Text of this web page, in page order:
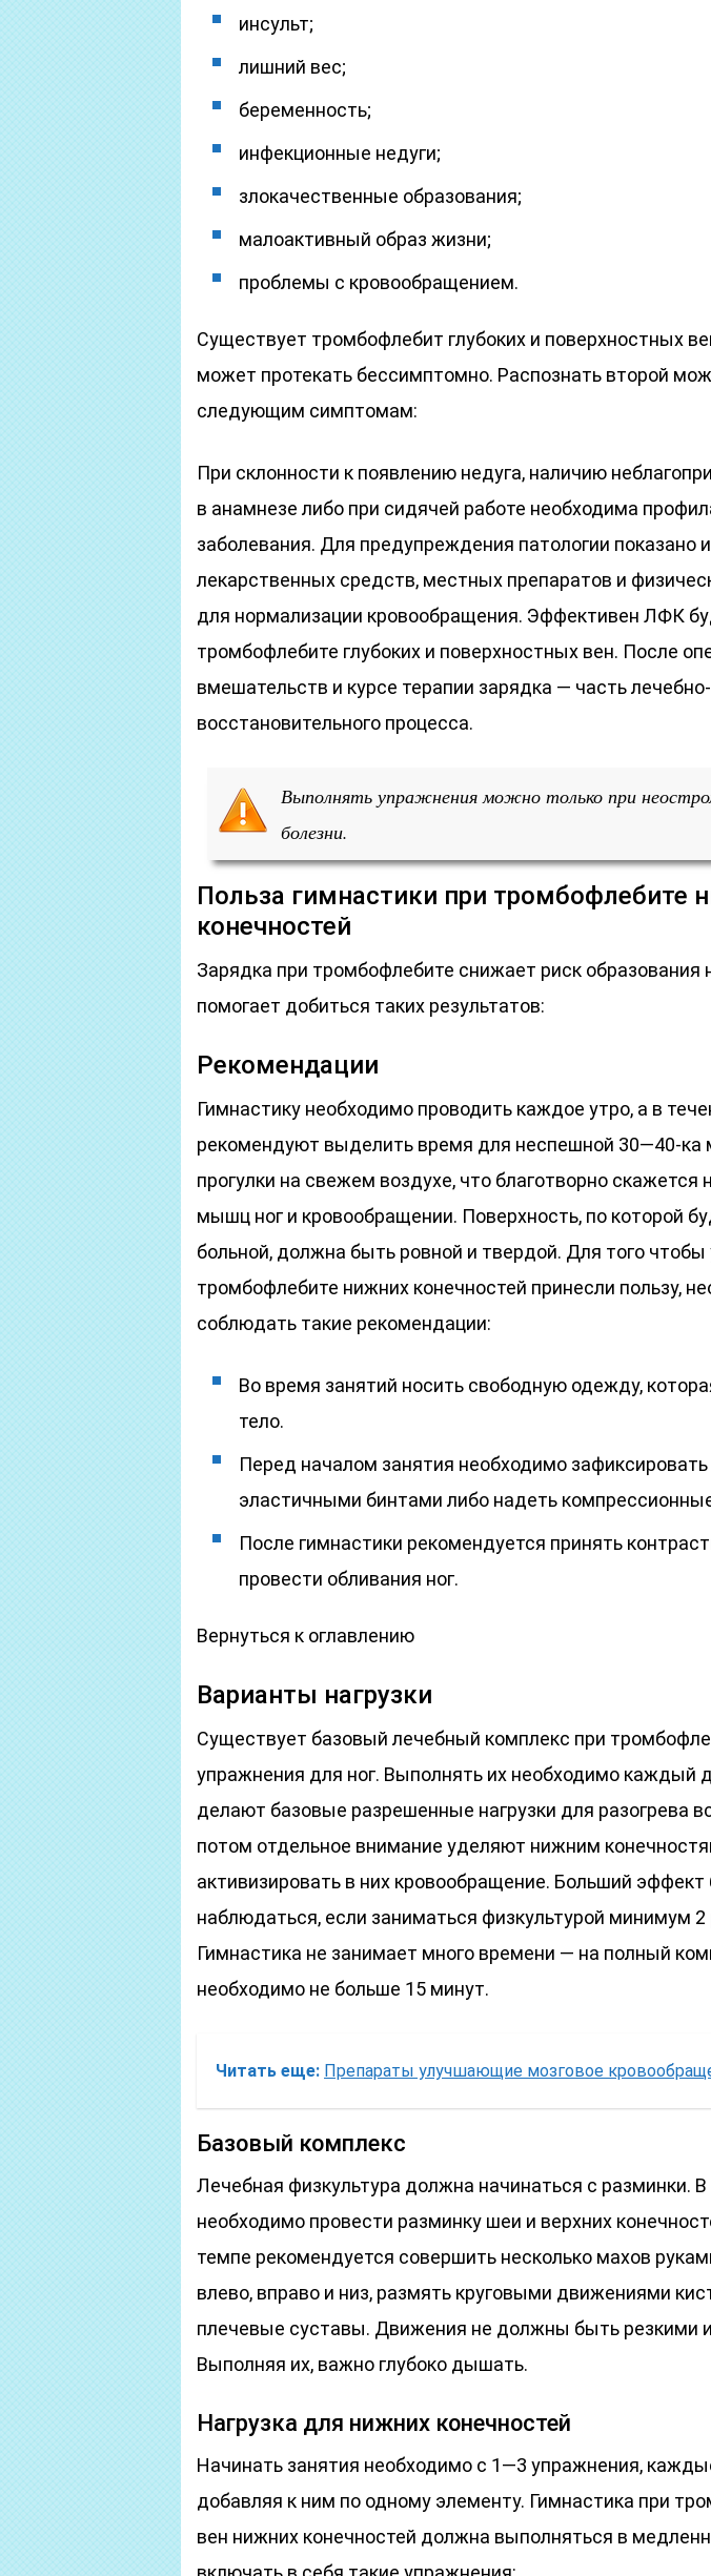
инсульт;
лишний вес;
беременность;
инфекционные недуги;
злокачественные образования;
малоактивный образ жизни;
проблемы с кровообращением.
Существует тромбофлебит глубоких и поверхностных
может протекать бессимптомно. Распознать второй
следующим симптомам:
При склонности к появлению недуга, наличию
в анамнезе либо при сидячей работе необходима
заболевания. Для предупреждения патологии показано
лекарственных средств, местных препаратов и
для нормализации кровообращения. Эффективен ЛФК
тромбофлебите глубоких и поверхностных вен. После
вмешательств и курсе терапии зарядка — часть лечебно-
восстановительного процесса.
Выполнять упражнения можно только при
болезни.
Польза гимнастики при тромбофлебите
конечностей
Зарядка при тромбофлебите снижает риск образования
помогает добиться таких результатов:
Рекомендации
Гимнастику необходимо проводить каждое утро, а в
рекомендуют выделить время для неспешной 30—40-ка
прогулки на свежем воздухе, что благотворно скажется
мышц ног и кровообращении. Поверхность, по которой
больной, должна быть ровной и твердой. Для того
тромбофлебите нижних конечностей принесли пользу,
соблюдать такие рекомендации:
Во время занятий носить свободную одежду,
тело.
Перед началом занятия необходимо
эластичными бинтами либо надеть
После гимнастики рекомендуется принять
провести обливания ног.
Вернуться к оглавлению
Варианты нагрузки
Существует базовый лечебный комплекс при
упражнения для ног. Выполнять их необходимо каждый
делают базовые разрешенные нагрузки для разогрева
потом отдельное внимание уделяют нижним
активизировать в них кровообращение. Больший эффект
наблюдаться, если заниматься физкультурой минимум 2
Гимнастика не занимает много времени — на полный
необходимо не больше 15 минут.
Читать еще: Препараты улучшающие мозговое
Базовый комплекс
Лечебная физкультура должна начинаться с разминки.
необходимо провести разминку шеи и верхних
темпе рекомендуется совершить несколько махов
влево, вправо и низ, размять круговыми движениями
плечевые суставы. Движения не должны быть резкими
Выполняя их, важно глубоко дышать.
Нагрузка для нижних конечностей
Начинать занятия необходимо с 1—3 упражнения,
добавляя к ним по одному элементу. Гимнастика при
вен нижних конечностей должна выполняться в